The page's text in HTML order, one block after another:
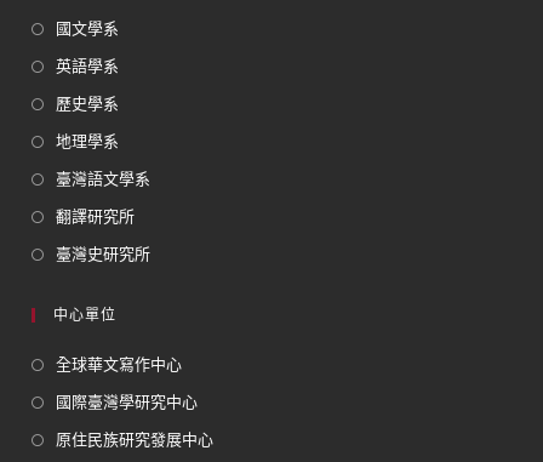
國文學系
英語學系
歷史學系
地理學系
臺灣語文學系
翻譯研究所
臺灣史研究所
中心單位
全球華文寫作中心
國際臺灣學研究中心
原住民族研究發展中心